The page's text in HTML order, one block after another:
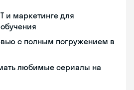
и маркетинге для
с полным погружением в
любимые сериалы на